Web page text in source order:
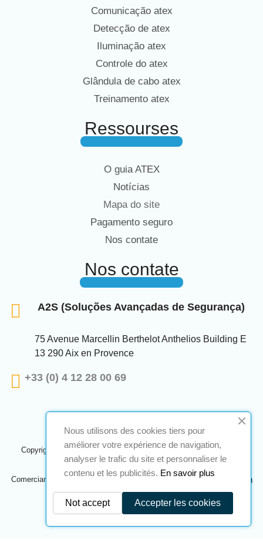
Comunicação atex
Detecção de atex
Iluminação atex
Controle do atex
Glândula de cabo atex
Treinamento atex
Ressourses
O guia ATEX
Notícias
Mapa do site
Pagamento seguro
Nos contate
Nos contate
A2S (Soluções Avançadas de Segurança)
75 Avenue Marcellin Berthelot Anthelios Building E
13 290 Aix en Provence
+33 (0) 4 12 28 00 69
Copyright © 2024 A2S ATEX. Todos os direitos reservados. Uma
realizaçãoNavilog
Comerciante aprovado pela opinião óbvia da empresa,
Clique aqui para
verificar.
Nous utilisons des cookies tiers pour
améliorer votre expérience de navigation,
analyser le trafic du site et personnaliser le
contenu et les publicités. En savoir plus
Accepter les cookies
Not accept